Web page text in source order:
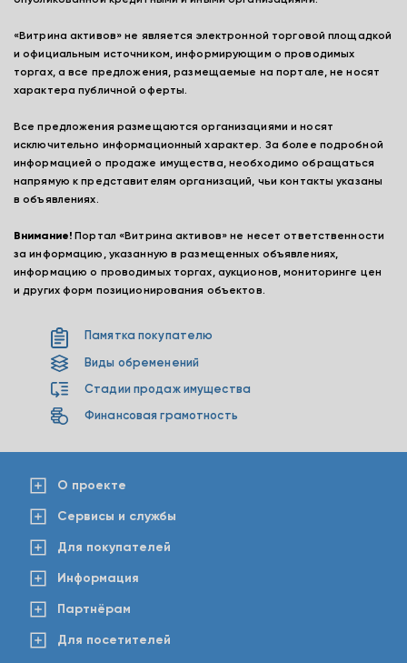
«Витрина активов» не является электронной торговой площадкой
и официальным источником, информирующим о проводимых
торгах, а все предложения, размещаемые на портале, не носят
характера публичной оферты.
Все предложения размещаются организациями и носят
исключительно информационный характер. За более подробной
информацией о продаже имущества, необходимо обращаться
напрямую к представителям организаций, чьи контакты указаны
в объявлениях.
Внимание! Портал «Витрина активов» не несет ответственности
за информацию, указанную в размещенных объявлениях,
информацию о проводимых торгах, аукционов, мониторинге цен
и других форм позиционирования объектов.
Памятка покупателю
Виды обременений
Стадии продаж имущества
Финансовая грамотность
О проекте
Сервисы и службы
Для покупателей
Информация
Партнёрам
Для посетителей